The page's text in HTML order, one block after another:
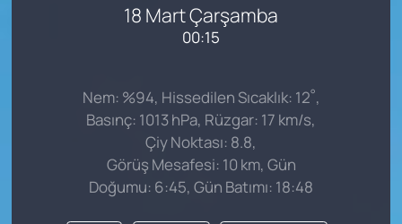
18 Mart Çarşamba
00:15
Nem: %94, Hissedilen Sıcaklık: 12°,
Basınç: 1013 hPa, Rüzgar: 17 km/s,
Çiy Noktası: 8.8,
Görüş Mesafesi: 10 km, Gün
Doğumu: 6:45, Gün Batımı: 18:48